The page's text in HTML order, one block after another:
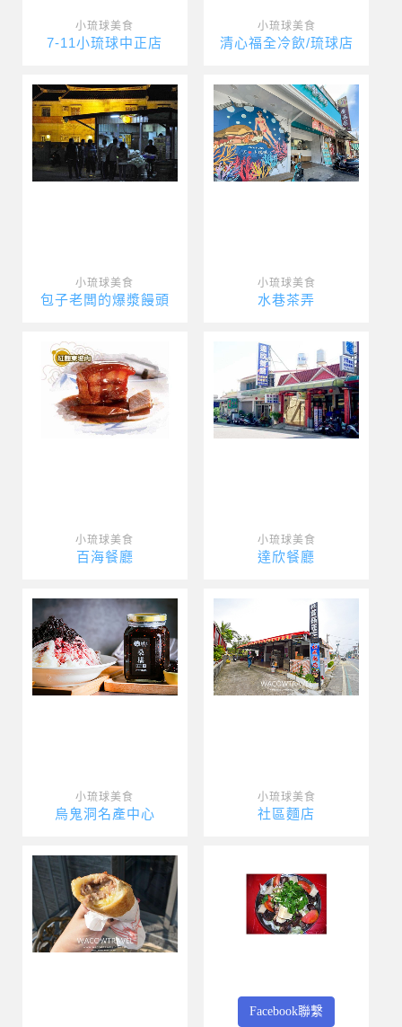
小琉球美食
7-11小琉球中正店
小琉球美食
清心福全冷飲/琉球店
小琉球美食
包子老闆的爆漿饅頭
小琉球美食
水巷茶弄
小琉球美食
百海餐廳
小琉球美食
達欣餐廳
小琉球美食
烏鬼洞名產中心
小琉球美食
社區麵店
Facebook聯繫